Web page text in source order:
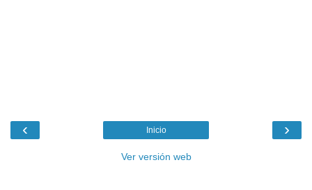
‹ ›
Inicio
Ver versión web